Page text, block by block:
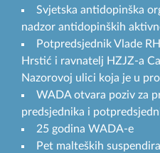
Svjetska antidopinška
nadzor antidopinških
Potpredsjednik Vlade
Hrstić i ravnatelj HZJZ-a
Nazorovoj ulici koja je u
WADA otvara poziv za
predsjednika i
25 godina WADA-e
Pet malteških